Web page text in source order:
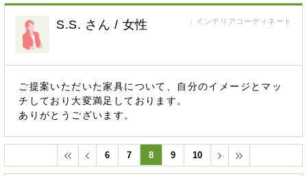
：インテリアコーディネート
S.S. さん / 女性
ご提案いただいた家具について、自分のイメージとマッ
チしており大変満足しております。
ありがとうございます。
6 7 8 9 10